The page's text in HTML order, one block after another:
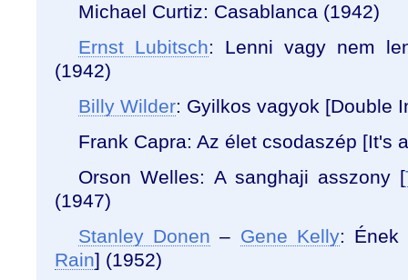
Michael Curtiz: Casablanca (1942)
Ernst Lubitsch: Lenni vagy nem
(1942)
Billy Wilder: Gyilkos vagyok [Double
Frank Capra: Az élet csodaszép [It's
Orson Welles: A sanghaji asszony [
(1947)
Stanley Donen – Gene Kelly: Ének
Rain] (1952)